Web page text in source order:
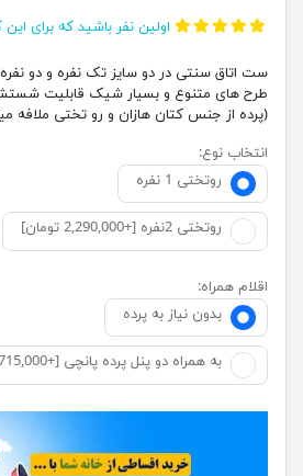
اولین نفر باشید که برای
ست اتاق سنتی در دو سایز تک نفره و دو نفره
طرح های متنوع و بسیار شیک قابلیت
(پرده از جنس کتان هازان و رو تختی ملافه
انتخاب نوع:
روتختی 1 نفره
روتختی 2نفره [+2,290,000 تومان]
اقلام همراه:
بدون نیاز به پرده
به همراه دو پنل پرده پانچی [+4,715,000 تومان]